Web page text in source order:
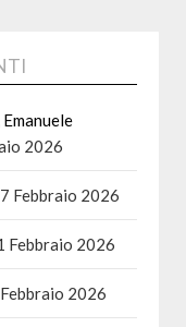
2026
7 Febbraio 2026
Febbraio 2026
2026